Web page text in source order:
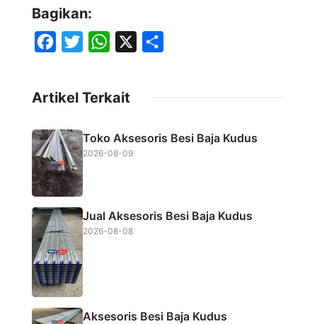
Bagikan:
e
b
o
o
k
t
e
W
t
A
Artikel Terkait
Toko Aksesoris Besi Baja Kudus
2026-08-09
Jual Aksesoris Besi Baja Kudus
2026-08-08
Aksesoris Besi Baja Kudus